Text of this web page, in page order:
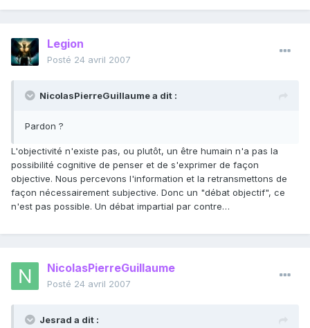
Legion
Posté 24 avril 2007
NicolasPierreGuillaume a dit :
Pardon ?
L'objectivité n'existe pas, ou plutôt, un être humain n'a pas la
possibilité cognitive de penser et de s'exprimer de façon
objective. Nous percevons l'information et la retransmettons de
façon nécessairement subjective. Donc un "débat objectif", ce
n'est pas possible. Un débat impartial par contre…
NicolasPierreGuillaume
Posté 24 avril 2007
Jesrad a dit :